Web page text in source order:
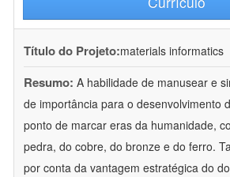
Título do Projeto:materials informatics
Resumo: A habilidade de manusear e
de importância para o desenvolvimento
ponto de marcar eras da humanidade,
pedra, do cobre, do bronze e do ferro.
por conta da vantagem estratégica do